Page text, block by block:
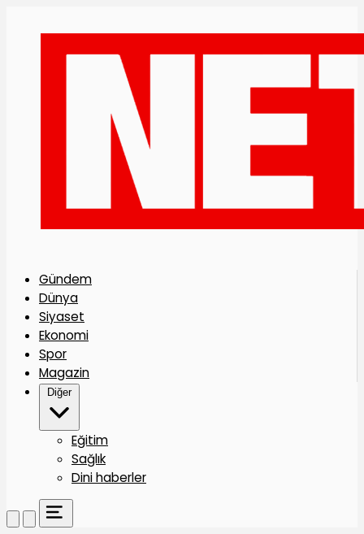
Gündem
Dünya
Siyaset
Ekonomi
Spor
Magazin
Diğer
Eğitim
Sağlık
Dini haberler